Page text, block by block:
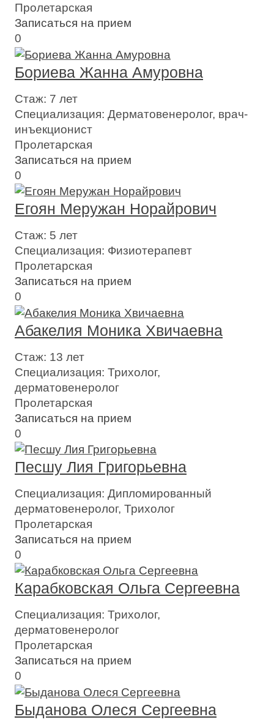
Пролетарская
Записаться на прием
0
Бориева Жанна Амуровна
Стаж: 7 лет
Специализация: Дерматовенеролог, врач-
инъекционист
Пролетарская
Записаться на прием
0
Егоян Меружан Норайрович
Стаж: 5 лет
Специализация: Физиотерапевт
Пролетарская
Записаться на прием
0
Абакелия Моника Хвичаевна
Стаж: 13 лет
Специализация: Трихолог,
дерматовенеролог
Пролетарская
Записаться на прием
0
Песшу Лия Григорьевна
Специализация: Дипломированный
дерматовенеролог, Трихолог
Пролетарская
Записаться на прием
0
Карабковская Ольга Сергеевна
Специализация: Трихолог,
дерматовенеролог
Пролетарская
Записаться на прием
0
Быданова Олеся Сергеевна